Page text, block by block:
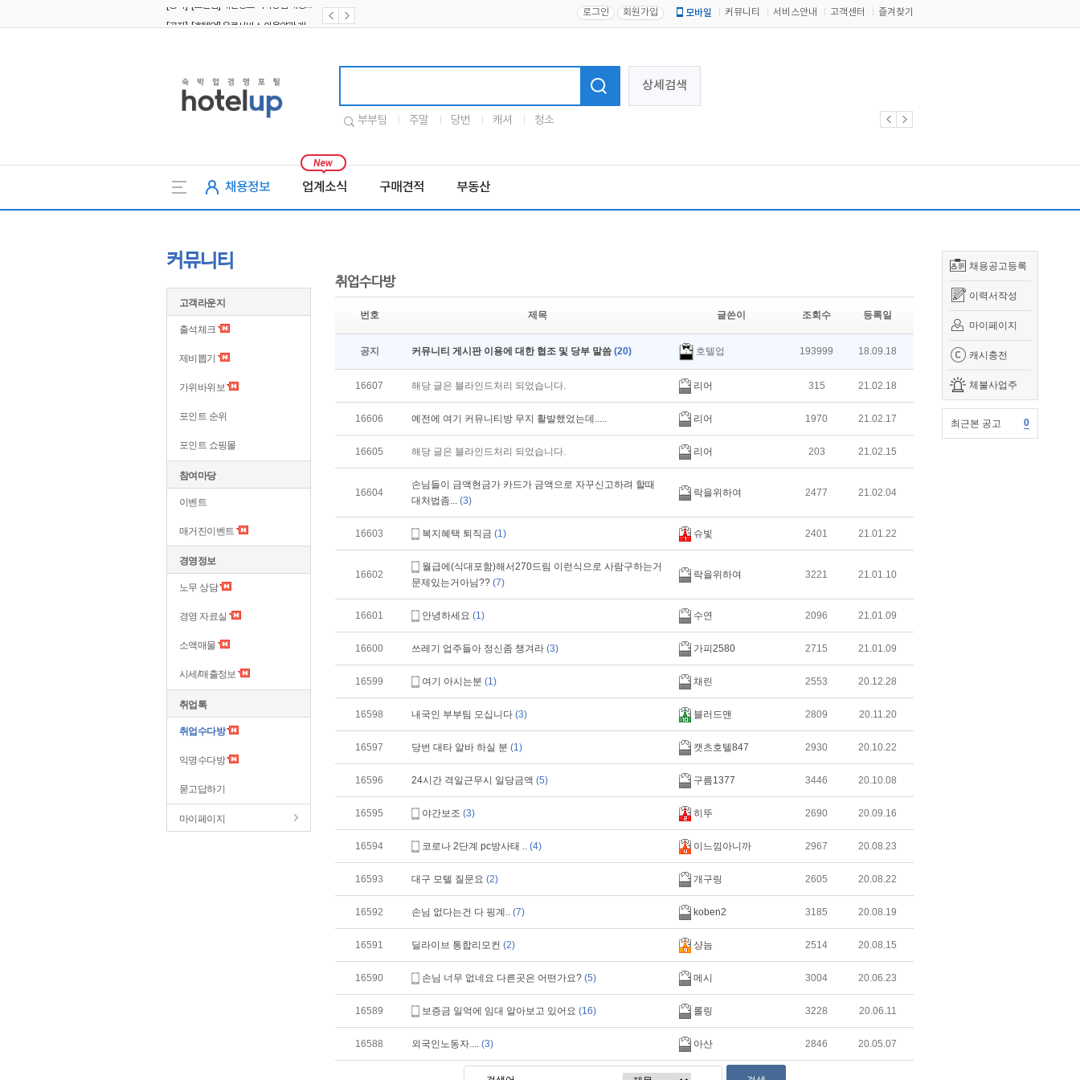
로그인 회원가입 모바일 커뮤니티 서비스안내 고객센터 즐겨찾기
상세검색
부부팀 주말 당번 캐셔 청소
채용정보 업계소식 구매견적 부동산
채용공고등록
이력서작성
마이페이지
캐시충전
체불사업주
최근본 공고 0
커뮤니티
고객라운지
출석체크
제비뽑기
가위바위보
포인트 순위
포인트 쇼핑몰
참여마당
이벤트
매거진이벤트
경영정보
노무 상담
경영 자료실
소액매물
시세/매출정보
취업톡
취업수다방
익명수다방
묻고답하기
마이페이지
취업수다방
번호 제목 글쓴이 조회수 등록일
공지 커뮤니티 게시판 이용에 대한 협조 및 당부 말씀 (20) 호텔업 193999 18.09.18
16607 해당 글은 블라인드처리 되었습니다. 리어 315 21.02.18
16606 예전에 여기 커뮤니티방 무지 활발했었는데..... 리어 1970 21.02.17
16605 해당 글은 블라인드처리 되었습니다. 리어 203 21.02.15
16604
손님들이 금액현금가 카드가 금액으로 자꾸신고하려 할때
대처법좀... (3)
락을위하여 2477 21.02.04
16603 복지혜택 퇴직금 (1) 슈빛 2401 21.01.22
16602
월급에(식대포함)해서270드림 이런식으로 사람구하는거
문제있는거아님?? (7)
락을위하여 3221 21.01.10
16601 안녕하세요 (1) 수연 2096 21.01.09
16600 쓰레기 업주들아 정신좀 챙겨라 (3) 가피2580 2715 21.01.09
16599 여기 아시는분 (1) 채린 2553 20.12.28
16598 내국인 부부팀 모십니다 (3) 블러드맨 2809 20.11.20
16597 당번 대타 알바 하실 분 (1) 캣츠호텔847 2930 20.10.22
16596 24시간 격일근무시 일당금액 (5) 구름1377 3446 20.10.08
16595 야간보조 (3) 히뚜 2690 20.09.16
16594 코로나 2단계 pc방사태 .. (4) 이느낌아니까 2967 20.08.23
16593 대구 모텔 질문요 (2) 개구링 2605 20.08.22
16592 손님 없다는건 다 핑계.. (7) koben2 3185 20.08.19
16591 딜라이브 통합리모컨 (2) 샹늠 2514 20.08.15
16590 손님 너무 없네요 다른곳은 어떤가요? (5) 메시 3004 20.06.23
16589 보증금 일억에 임대 알아보고 있어요 (16) 롤링 3228 20.06.11
16588 외국인노동자.... (3) 아산 2846 20.05.07